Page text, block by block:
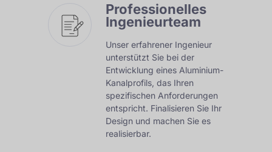
Professionelles
Ingenieurteam
Unser erfahrener Ingenieur
unterstützt Sie bei der
Entwicklung eines Aluminium-
Kanalprofils, das Ihren
spezifischen Anforderungen
entspricht. Finalisieren Sie Ihr
Design und machen Sie es
realisierbar.